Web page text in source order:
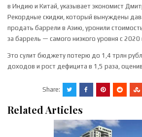
в Индию и Китай, указывает экономист
Рекордные скидки, который вынуждены
продать баррели в Азию, уронили
за баррель — самого низкого уровня с 2020
Это сулит бюджету потерю до 1,4 трлн
доходов и рост дефицита в 1,5 раза,
Share:
Related Articles